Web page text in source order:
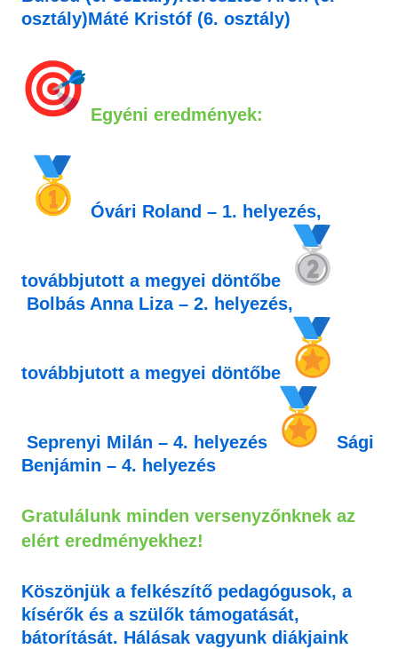
osztály)Máté Kristóf (6. osztály)
Egyéni eredmények:
Óvári Roland – 1. helyezés,
továbbjutott a megyei döntőbe
Bolbás Anna Liza– 2. helyezés,
továbbjutott a megyei döntőbe
Seprenyi Milán – 4. helyezés
Sági
Benjámin – 4. helyezés
Gratulálunk minden versenyzőnknek az
elért eredményekhez!
Köszönjük a felkészítő pedagógusok, a
kísérők és a szülők támogatását,
bátorítását. Hálásak vagyunk diákjaink